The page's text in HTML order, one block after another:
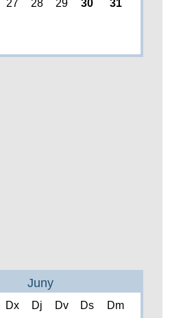
27 28 29 30 31
Juny
Dx Dj Dv Ds
Dm